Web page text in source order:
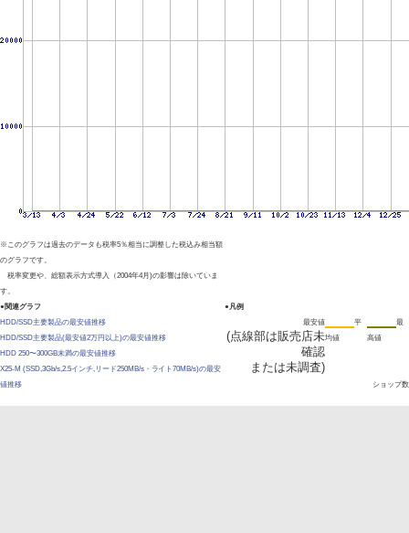
※このグラフは過去のデータも税率5％相当に調整した税込み相当額
のグラフです。
税率変更や、総額表示方式導入（2004年4月)の影響は除いていま
す。
●関連グラフ
HDD/SSD主要製品の最安値推移
HDD/SSD主要製品(最安値2万円以上)の最安値推移
HDD 250〜300GB未満の最安値推移
X25-M (SSD,3Gb/s,2.5インチ,リード250MB/s・ライト70MB/s)の最安
値推移
●凡例
最安値
(点線部は販売店未
確認
または未調査)
平
均値
最
高値
ショップ数